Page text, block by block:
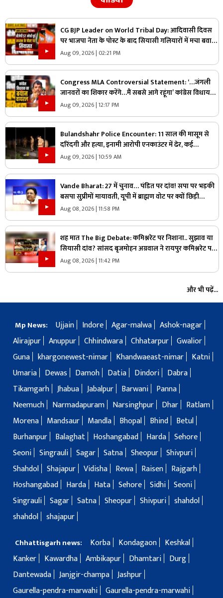
CG BJP Leader on World Tribal Day: आदिवासी दिवस
पर भाजपा नेता के पोस्ट के बाद सियासी गलियारों में मचा बवाल,
जानिए ऐसा क्या कह दिया कि भड़के विपक्षी नेता
Aug 09, 2026 | 02:21 PM
Congress MLA Controversial Statement: ‘…जंगली
जानवरों का शिकार करेंगे…मैं सबसे आगे रहूंगा’ कांग्रेस विधायक
ने दिया विवादित बयान, वायरल हो रहा वीडियो
Aug 09, 2026 | 12:17 PM
Bulandshahr Police Encounter: 11 साल की मासूम से
दरिंदगी और हत्या, इनामी आरोपी एनकाउंटर में ढेर, कई
पुलिसकर्मी भी घायल
Aug 09, 2026 | 10:59 AM
Vande Bharat: 27 में चुनाव… पंडित पर दांव! सपा पर भड़की
बसपा सुप्रीमों मायावती, यूपी में ब्राह्मण वोट पर क्यों छिड़ी
महाभारत?
Aug 08, 2026 | 11:58 PM
शह मात The Big Debate: कमिश्नरेट पर निशाना.. सुझाव या
सियासी दांव? सांसद बृजमोहन अग्रवाल ने रायपुर कमिश्नरेट पर
उठाए सवाल, क्या वाकई में सिस्टम में सुधार की है जरूरत
Aug 08, 2026 | 11:42 PM
और भी पढ़ें...
Mp News: Ujjain Indore Agar-malwa Ashok-nagar
Alirajpur Anuppur Chhindwara Chhatarpur Gwalior
Guna khargonewest-nimar Khandwaeast-nimar
Katni
Umaria
Dewas Damoh Datia Dindori
Dabra
Tikamgarh Jhabua Jabalpur Barwani
Panna
Neemuch
Narmadapuram Narsinghpur Dhar
Ratlam
Morena
Mandsaur Mandla Bhopal Bhind
Betul
Burhanpur
Balaghat Hoshangabad Harda Sehore
Seoni Singrauli Sagar Satna Sheopur Shivpuri
Shahdol Shajapur Vidisha Rewa Raisen
Rajgarh
Hoshangabad
Harda Hata Sehore Sidhi Seoni
Singrauli Sagar Satna Sheopur Shivpuri shahdol
shahdol shajapur
Chhattisgarh news: Korba Kondagaon
Keshkal
Kanker
Kawardha Ambikapur Dhamtari
Durg
Dantewada Janjgir-champa Jashpur
Gaurella-pendra-marwahi Gaurella-pendra-marwahi